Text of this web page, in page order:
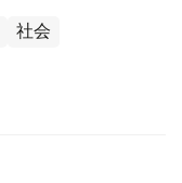
社会